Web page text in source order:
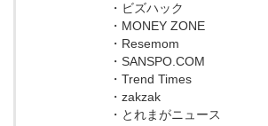
・ビズハック
・MONEY ZONE
・Resemom
・SANSPO.COM
・Trend Times
・zakzak
・とれまがニュース